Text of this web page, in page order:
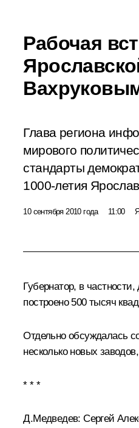
Рабочая
Глава региона
мирового
стандарты
1000-летия
10 сентября 2010 года 11:00
Губернатор, в
построено 500 тысяч
Отдельно обсуждалась
несколько новых
* * *
Д.Медведев: Сергей